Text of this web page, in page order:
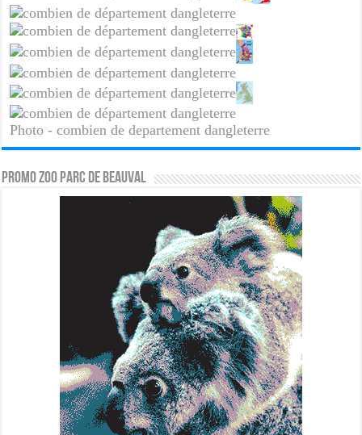
Photo - combien de departement dangleterre
PROMO ZOO PARC DE BEAUVAL